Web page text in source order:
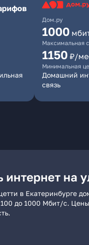
Дом.ру
1000
Максимальная
1150 ₽/
Минимальная
Домашний
связь
интернет на
в Екатеринбурге
до 1000 Мбит/с.